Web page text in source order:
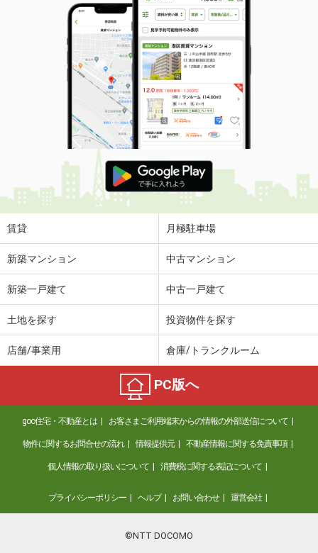
賃貸 月極駐車場
新築マンション 中古マンション
新築一戸建て 中古一戸建て
土地を探す 投資物件を探す
店舗/事業用 倉庫/トランクルーム
PC版へ
goo住宅・不動産とは お客さまご利用端末からの情報の外部送信について
物件に関するお問合せの流れ 情報提供元 不動産情報に関する免責事項
個人情報の取り扱いについて 消費税に関する表記について
プライバシーポリシー ヘルプ お問い合わせ 運営会社
©NTT DOCOMO